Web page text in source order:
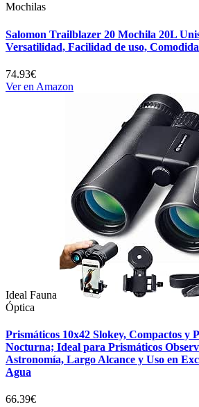
Mochilas
Salomon Trailblazer 20 Mochila 20L
Versatilidad, Facilidad de uso,
74.93€
Ver en Amazon
Ideal Fauna
Óptica
Prismáticos 10x42 Slokey, Compactos y
Nocturna; Ideal para Prismáticos
Astronomía, Largo Alcance y Uso en
Agua
66.39€